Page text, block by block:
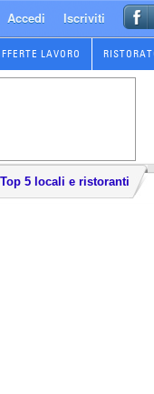
Accedi Iscriviti
LAVORO
Top 5 locali e ristoranti